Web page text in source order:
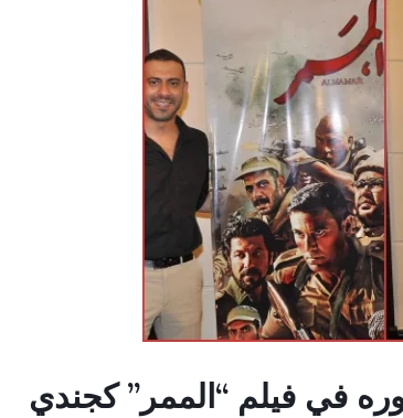
في فيلم “الممر” كجندي
رياضة وفن
رصد كامل للقاء “سميره
مع صاحبه السعاده